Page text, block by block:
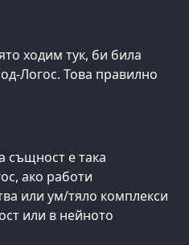
ходим тук, би била
Логос. Това правилно
същност е така
ако работи
или ум/тяло комплекси
или в нейното